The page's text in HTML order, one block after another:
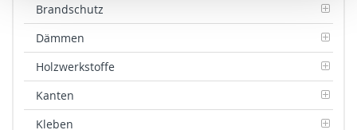
Brandschutz
Dämmen
Holzwerkstoffe
Kanten
Kleben